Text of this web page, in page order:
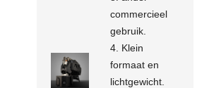
commercieel
gebruik.
4. Klein
formaat en
lichtgewicht.